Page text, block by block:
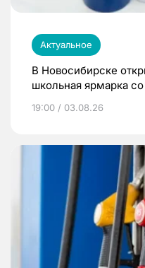
Актуальное
В Новосибирске
школьная ярмарка
19:00 / 03.08.26